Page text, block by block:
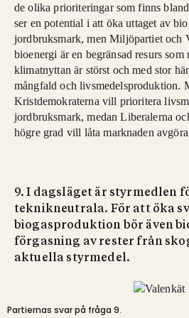
de olika prioriteringar som finns
ser en potential i att öka uttaget av
jordbruksmark, men Miljöpartiet och
bioenergi är en begränsad resurs som
klimatnyttan är störst och med stor
mångfald och livsmedelsproduktion.
Kristdemokraterna vill prioritera
jordbruksmark, medan Liberalerna
högre grad vill låta marknaden
9. I dagsläget är styrmedlen
teknikneutrala. För att öka
biogasproduktion bör även
förgasning av rester från
aktuella styrmedel.
Partiernas svar på fråga 9.